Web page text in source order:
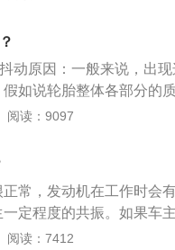
和前束是否符合要求,如
是否变形过大,如变形应
行驶中刹车的时候，可
是上述故障还可以检查
要是由于轮胎在日常使
、如果车速在80-90km/h
复正常。这种情况主要
符合要求。如果它们不
静平衡，轮胎是否变形
动原因：一般来说，出
如说轮胎整体各部分的
会呈现不平衡的状态。
之后，就会导致方向盘
车轮胎进行四轮定位和
完四轮定位以及动平衡
套出现了老化开裂。而
的时候对于车辆的影响
阅读：9097
常，发动机在工作时会
定程度的共振。如果车
、支撑脚是否可靠、机
阅读：7412